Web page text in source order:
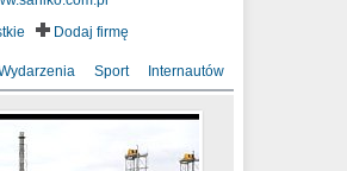
Dodaj firmę
Sport Internautów
mamy strach
FOOTAGE
Włocławek VIII
r.